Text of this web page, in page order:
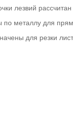
лезвий
металлу для
для резки